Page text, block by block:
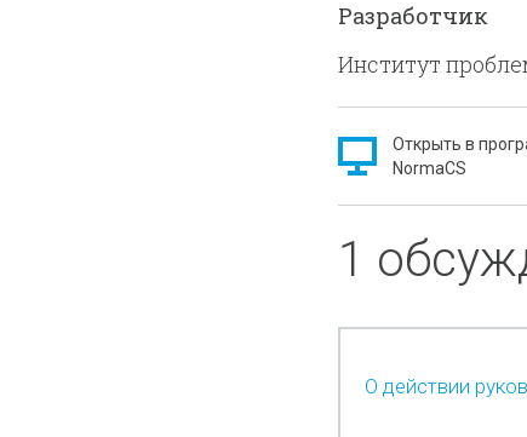
Разработчик
Институт
Открыть в
NormaCS
1
О действии